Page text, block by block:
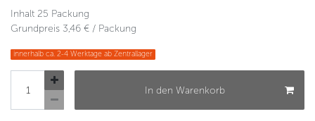
Inhalt 25 Packung
Grundpreis 3,46 € / Packung
innerhalb ca. 2-4 Werktage ab Zentrallager
In den Warenkorb